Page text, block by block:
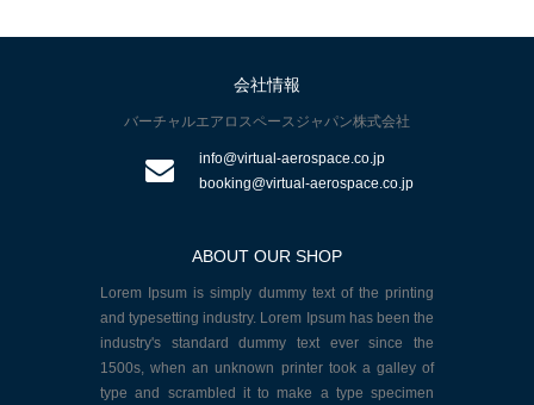
会社情報
バーチャルエアロスペースジャパン株式会社
info@virtual-aerospace.co.jp
booking@virtual-aerospace.co.jp
ABOUT OUR SHOP
Lorem Ipsum is simply dummy text of the printing
and typesetting industry. Lorem Ipsum has been the
industry's standard dummy text ever since the
1500s, when an unknown printer took a galley of
type and scrambled it to make a type specimen